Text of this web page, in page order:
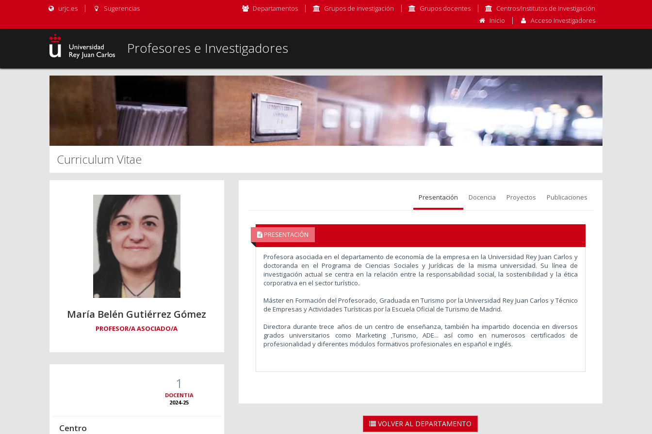
urjc.es Sugerencias Departamentos Grupos de investigación Grupos docentes
Centros/Institutos de Investigación
Inicio
Acceso Investigadores
Profesores e Investigadores
Curriculum Vitae
María Belén Gutiérrez Gómez
PROFESOR/A ASOCIADO/A
1
DOCENTIA
2024-25
Centro
Presentación Docencia Proyectos Publicaciones
PRESENTACIÓN
Profesora asociada en el departamento de economía de la empresa en la Universidad Rey Juan Carlos y
doctoranda en el Programa de Ciencias Sociales y Jurídicas de la misma universidad. Su línea de
investigación actual se centra en la relación entre la responsabilidad social, la sostenibilidad y la ética
corporativa en el sector turístico.
Máster en Formación del Profesorado, Graduada en Turismo por la Universidad Rey Juan Carlos y Técnico
de Empresas y Actividades Turísticas por la Escuela Oficial de Turismo de Madrid.
Directora durante trece años de un centro de enseñanza, también ha impartido docencia en diversos
grados universitarios como Marketing ,Turismo, ADE... así como en numerosos certificados de
profesionalidad y diferentes módulos formativos profesionales en español e inglés.
VOLVER AL DEPARTAMENTO